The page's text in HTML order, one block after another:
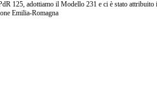
125, adottiamo il Modello 231 e ci è stato attribuito
Emilia-Romagna